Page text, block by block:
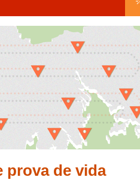
Social no Interior da China
e Macau
e Macau
prova de vida